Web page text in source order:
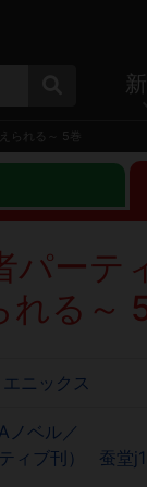
られる～ 5巻
パーテ
れる～
ニックス
ノベル／
ィブ刊）
蚕堂